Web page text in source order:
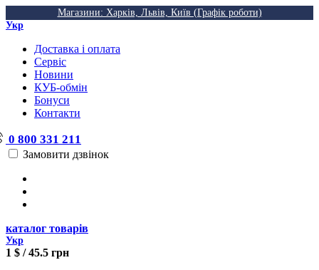
Магазини: Харків, Львів, Київ (Графік роботи)
Укр
Доставка і оплата
Сервіс
Новини
КУБ-обмін
Бонуси
Контакти
0 800 331 211
Замовити дзвінок
каталог товарів
Укр
1 $ / 45.5 грн